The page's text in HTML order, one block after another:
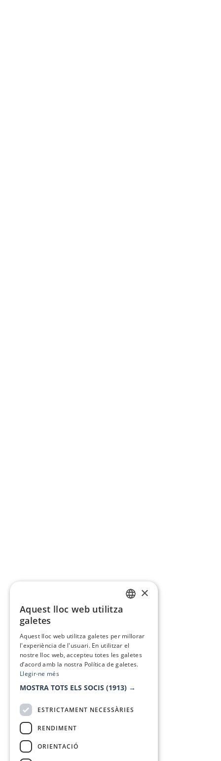
×
Aquest lloc web utilitza
galetes
Aquest lloc web utilitza galetes per millorar
l'experiència de l'usuari. En utilitzar el
nostre lloc web, accepteu totes les galetes
d’acord amb la nostra Política de galetes.
Llegir-ne més
MOSTRA TOTS ELS SOCIS (1913) →
ESTRICTAMENT NECESSÀRIES
RENDIMENT
ORIENTACIÓ